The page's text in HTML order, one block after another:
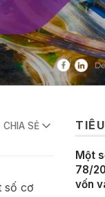
CHIA SẺ
số cơ
Một
78/
vốn